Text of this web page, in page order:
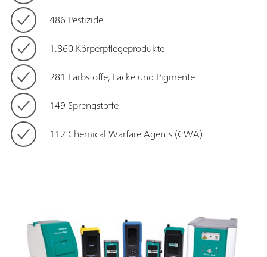
486 Pestizide
1.860 Körperpflegeprodukte
281 Farbstoffe, Lacke und Pigmente
149 Sprengstoffe
112 Chemical Warfare Agents (CWA)